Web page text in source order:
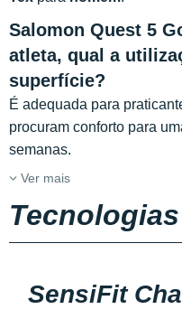
Salomon Quest 5
atleta, qual a
superfície?
É adequada para
procuram conforto para
semanas.
Ver mais
Tecnologias
SensiFit